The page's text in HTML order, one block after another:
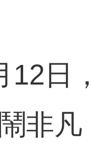
日，
非凡